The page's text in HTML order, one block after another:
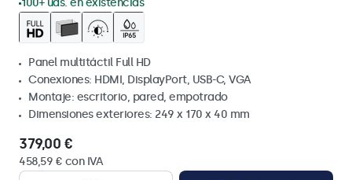
100+ uds. en existencias
Panel multitáctil Full HD
Conexiones: HDMI, DisplayPort, USB-C, VGA
Montaje: escritorio, pared, empotrado
Dimensiones exteriores: 249 x 170 x 40 mm
379,00 €
458,59 € con IVA